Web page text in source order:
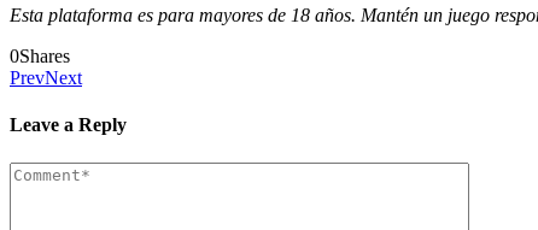
Esta plataforma es para mayores de 18 años. Mantén un juego
0Shares
PrevNext
Leave a Reply